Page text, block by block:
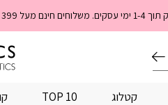
קטלוג TOP 10